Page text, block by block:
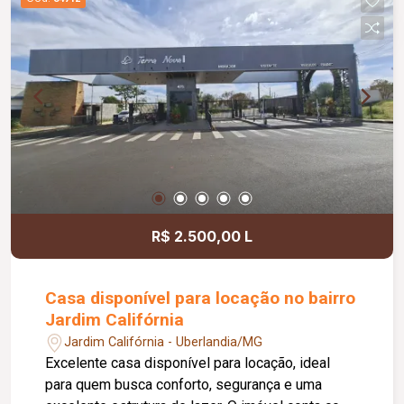
condomínio oferece portaria 24 horas, garantindo
mais tranquilidade e segurança para os
moradores. Agende sua visita e venha conhecer
esta excelente oportunidade de morar em um
imóvel moderno, funcional e bem localizado!
R$ 2.500,00 L
Casa disponível para locação no bairro
Jardim Califórnia
Jardim Califórnia - Uberlandia/MG
Excelente casa disponível para locação, ideal
para quem busca conforto, segurança e uma